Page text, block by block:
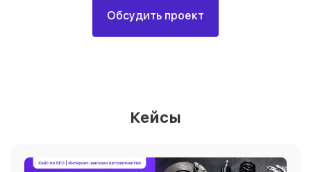
Обсудить проект
Кейсы